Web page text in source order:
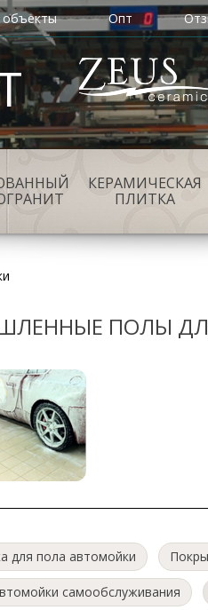
Опт
КЕРАМИЧЕСКАЯ
ПЛИТКА
ПОЛЫ
для пола автомойки
самообслуживания